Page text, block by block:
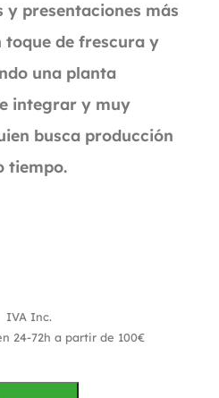
y presentaciones más
de frescura y
una planta
integrar y muy
busca producción
tiempo.
IVA Inc.
24-72h a partir de 100€